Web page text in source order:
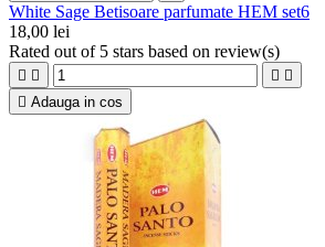
White Sage Betisoare parfumate HEM set6
18,00 lei
Rated out of 5 stars based on review(s)
   
 Adauga in cos